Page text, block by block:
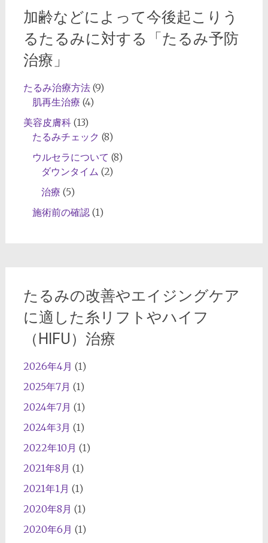
グ
ケ
ア
適
た
リ
加齢などによって今後起こりう
るたるみに対する「たるみ予防
治療」
たるみ治療方法(9)
肌再生治療 (4)
美容皮膚科(13)
たるみチェック (8)
ウルセラについて (8)
ダウンタイム (2)
治療 (5)
施術前の確認(1)
たるみの改善やエイジングケア
に適した糸リフトやハイフ
（HIFU）治療
2026年4月 (1)
2025年7月 (1)
2024年7月 (1)
2024年3月 (1)
2022年10月 (1)
2021年8月 (1)
2021年1月 (1)
2020年8月 (1)
2020年6月 (1)